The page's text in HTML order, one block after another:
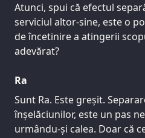
Atunci, spui că efectul
serviciul altor-sine, este o
de încetinire a atingerii
adevărat?
Ra
Sunt Ra. Este greșit.
înșelăciunilor, este un pas
urmându-și calea. Doar că